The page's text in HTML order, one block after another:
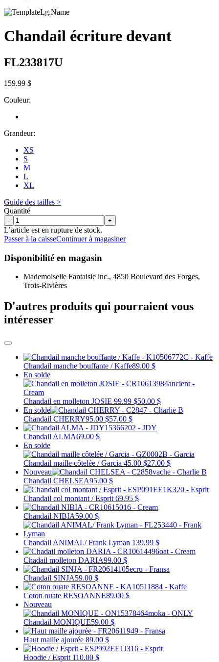
Chandail écriture devant
FL233817U
159.99 $
Couleur:
Grandeur:
XS
S
M
L
XL
Guide des tailles >
Quantité
- +
L’article est en rupture de stock.
Passer à la caisseContinuer à magasiner
Disponibilité en magasin
Mademoiselle Fantaisie inc., 4850 Boulevard des Forges,
Trois-Rivières
D'autres produits qui pourraient vous
intéresser
Chandail manche bouffante / Kaffe89.00 $
En solde
Chandail en molleton JOSIE 99.99 $50.00 $
En solde
Chandail CHERRY95.00 $57.00 $
Chandail ALMA69.00 $
En solde
Chandail maille côtelée / Garcia 45.00 $27.00 $
Nouveau
Chandail CHELSEA95.00 $
Chandail col montant / Esprit 69.95 $
Chandail NIBIA59.00 $
Chandail ANIMAL/ Frank Lyman 139.99 $
Chadail molleton DARIA99.00 $
Chandail SINJA59.00 $
Coton ouate RESOANNE89.00 $
Nouveau
Chandail MONIQUE59.00 $
Haut maille ajourée 89.00 $
Hoodie / Esprit 110.00 $